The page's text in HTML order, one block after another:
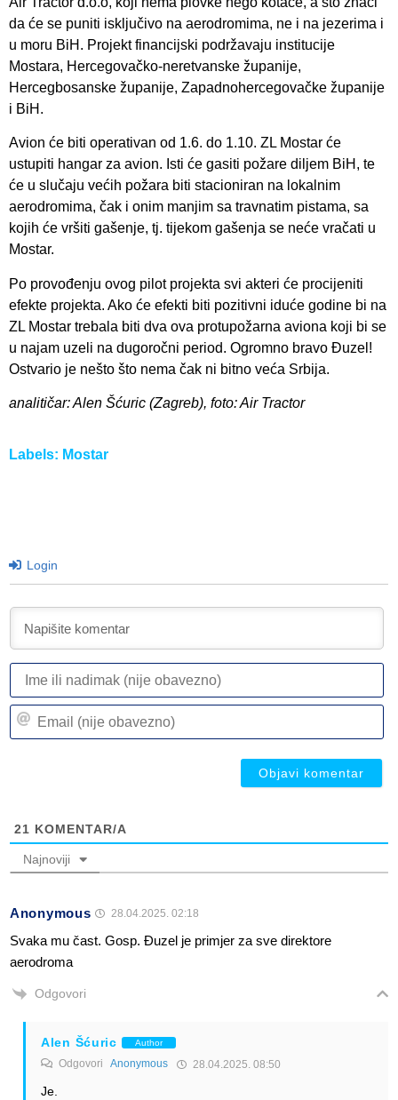
da će se puniti isključivo na aerodromima, ne i na jezerima i
u moru BiH. Projekt financijski podržavaju institucije
Mostara, Hercegovačko-neretvanske županije,
Hercegbosanske županije, Zapadnohercegovačke županije
i BiH.
Avion će biti operativan od 1.6. do 1.10. ZL Mostar će
ustupiti hangar za avion. Isti će gasiti požare diljem BiH, te
će u slučaju većih požara biti stacioniran na lokalnim
aerodromima, čak i onim manjim sa travnatim pistama, sa
kojih će vršiti gašenje, tj. tijekom gašenja se neće vračati u
Mostar.
Po provođenju ovog pilot projekta svi akteri će procijeniti
efekte projekta. Ako će efekti biti pozitivni iduće godine bi na
ZL Mostar trebala biti dva ova protupožarna aviona koji bi se
u najam uzeli na dugoročni period. Ogromno bravo Đuzel!
Ostvario je nešto što nema čak ni bitno veća Srbija.
analitičar: Alen Šćuric (Zagreb), foto: Air Tractor
Labels: Mostar
Login
21 KOMENTAR/A
Najnoviji
Anonymous 28.04.2025. 02:18
Svaka mu čast. Gosp. Đuzel je primjer za sve direktore
aerodroma
Odgovori
Alen Šćuric Author
Odgovori Anonymous 28.04.2025. 08:50
Je.